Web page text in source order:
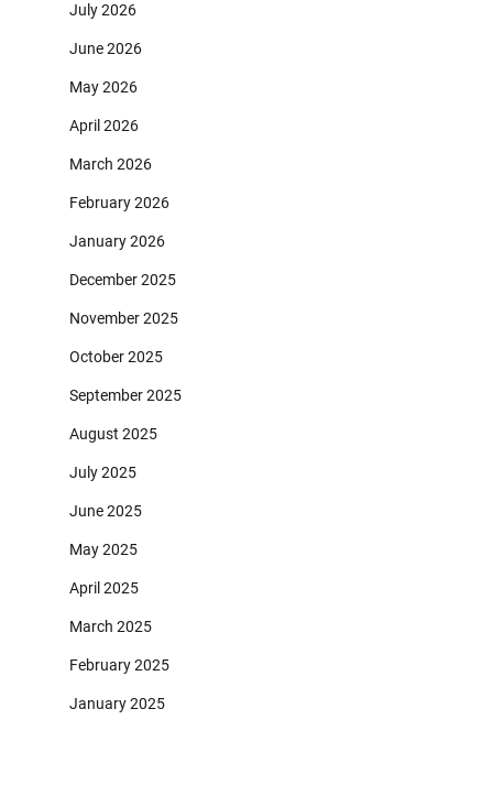
July 2026
June 2026
May 2026
April 2026
March 2026
February 2026
January 2026
December 2025
November 2025
October 2025
September 2025
August 2025
July 2025
June 2025
May 2025
April 2025
March 2025
February 2025
January 2025